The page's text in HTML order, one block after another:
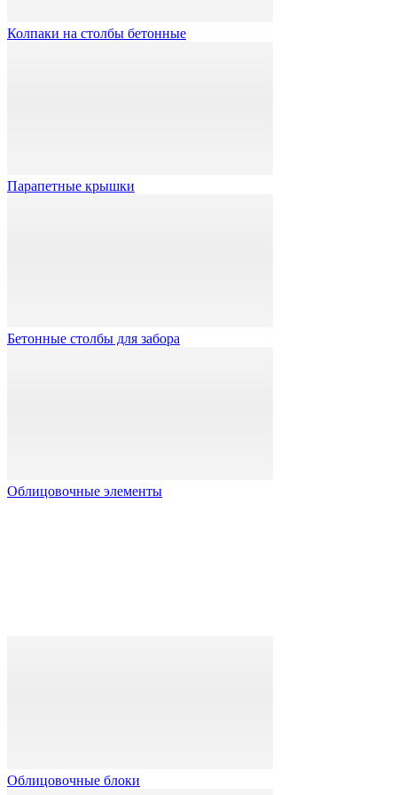
Колпаки на столбы бетонные
Парапетные крышки
Бетонные столбы для забора
Облицовочные элементы
Облицовочные блоки